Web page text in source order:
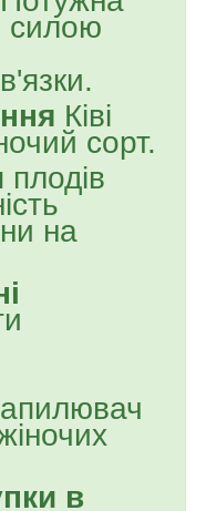
силою
Ківі
сорт.
на
в